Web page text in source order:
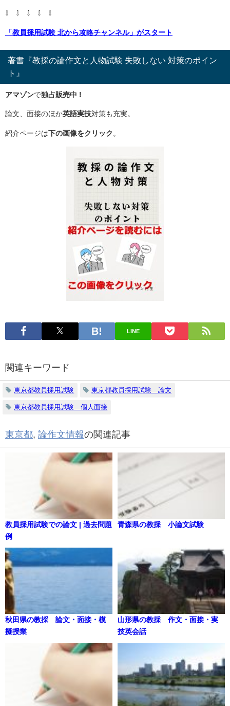
⇩ ⇩ ⇩ ⇩ ⇩
「教員採用試験 北から攻略チャンネル」がスタート
著書『教採の論作文と人物試験 失敗しない 対策のポイン
ト』
アマゾンで独占販売中 !
論文、面接のほか英語実技対策も充実。
紹介ページは下の画像をクリック 。
LINE
関連キーワード
東京都教員採用試験 東京都教員採用試験 論文
東京都教員採用試験 個人面接
東京都, 論作文情報の関連記事
教員採用試験での論文 | 過去問題
例
青森県の教採 小論文試験
秋田県の教採 論文・面接・模
擬授業
山形県の教採 作文・面接・実
技英会話